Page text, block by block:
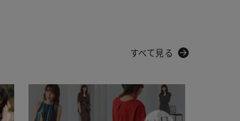
すべて見る